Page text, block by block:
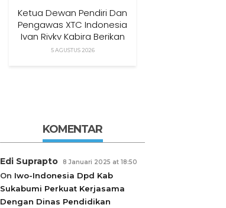
Ketua Dewan Pendiri Dan
Pengawas XTC Indonesia
Ivan Rivky Kabira Berikan
Peryataan Sikap Terkait
5 AGUSTUS 2026
KOMENTAR
Edi Suprapto 8 Januari 2025 at 18:50
On Iwo-Indonesia Dpd Kab
Sukabumi Perkuat Kerjasama
Dengan Dinas Pendidikan